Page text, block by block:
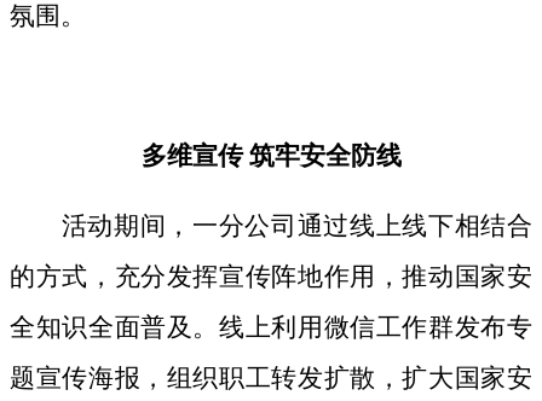
氛围。
多维宣传筑牢安全防线
活动期间， 一分公司通过线上线下相结合
的方式， 充分发挥宣传阵地作用，推动国家安
全知识全面普及。线上利用微信工作群发布专
题宣传海报，组织职工转发扩散，扩大国家安